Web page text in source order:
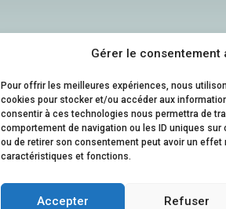
Gérer le consentement
Pour offrir les meilleures expériences, nous
cookies pour stocker et/ou accéder aux
consentir à ces technologies nous permettra de
comportement de navigation ou les ID uniques
ou de retirer son consentement peut avoir un
caractéristiques et fonctions.
Accepter Refuser
2022 © – Site réalisé